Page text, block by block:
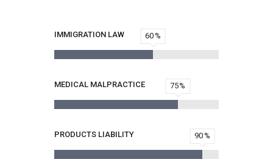
IMMIGRATION LAW 60
MEDICAL MALPRACTICE 75
PRODUCTS LIABILITY 90